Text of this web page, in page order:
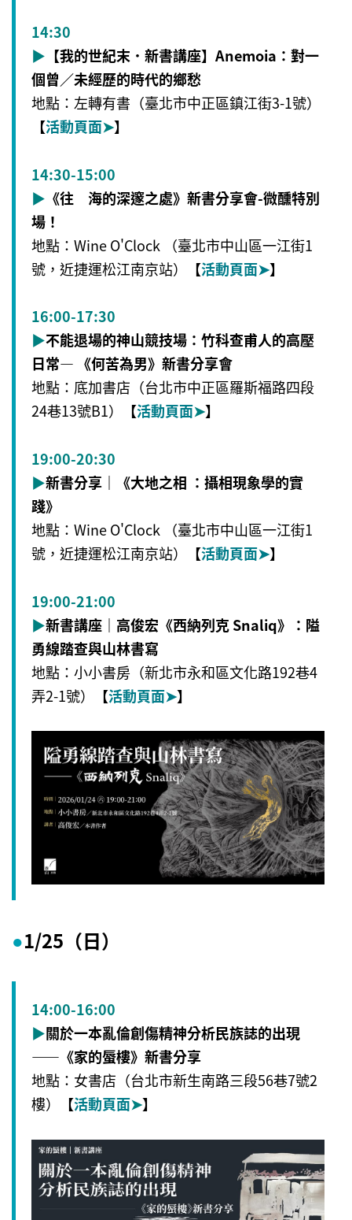
14:30
▶ 【我的世紀末．新書講座】Anemoia：對一
個曾／未經歷的時代的鄉愁
地點：左轉有書（臺北市中正區鎮江街3-1號）
【活動頁面➤】
14:30-15:00
▶ 《往 海的深邃之處》新書分享會-微醺特別
場！
地點：Wine O'Clock （臺北市中山區一江街1
號，近捷運松江南京站）
【活動頁面➤】
16:00-17:30
▶不能退場的神山競技場：竹科查甫人的高壓
日常— 《何苦為男》新書分享會
地點：底加書店（台北市中正區羅斯福路四段
24巷13號B1）
【活動頁面➤】
19:00-20:30
▶新書分享｜《大地之相 ：攝相現象學的實
踐》
地點：Wine O'Clock （臺北市中山區一江街1
號，近捷運松江南京站）
【活動頁面➤】
19:00-21:00
▶新書講座｜高俊宏《西納列克 Snaliq》：隘
勇線踏查與山林書寫
地點：小小書房（新北市永和區文化路192巷4
弄2-1號）
【活動頁面➤】
●1/25（日）
14:00-16:00
▶關於一本亂倫創傷精神分析民族誌的出現
——《家的蜃樓》新書分享
地點：女書店（台北市新生南路三段56巷7號2
樓）
【活動頁面➤】